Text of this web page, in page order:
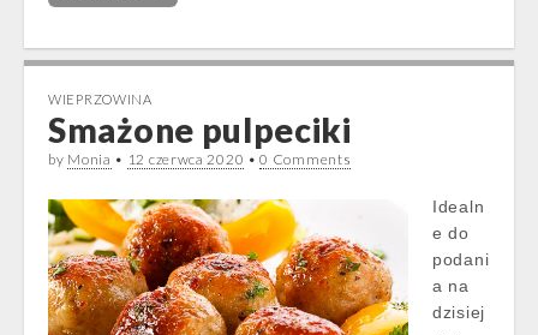
WIEPRZOWINA
Smażone pulpeciki
by Monia • 12 czerwca 2020 •0 Comments
Idealn
e do
podani
a na
dzisiej